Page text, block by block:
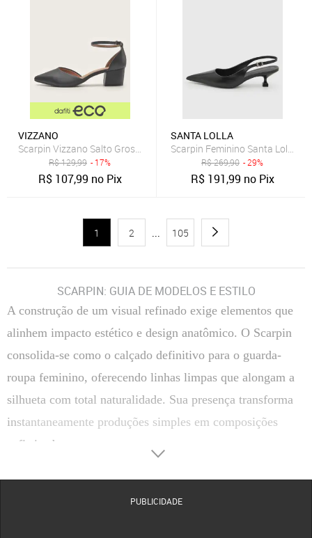
VIZZANO
Scarpin Vizzano Salto Grosso Preto
R$129,99 - 17%
R$ 107,99 no Pix
SANTA LOLLA
Scarpin Feminino Santa Lolla
R$269,90 - 29%
R$ 191,99 no Pix
1 2 ... 105
SCARPIN: GUIA DE MODELOS E ESTILO
A construção de um visual refinado exige elementos que
alinhem impacto estético e design anatômico. O Scarpin
consolida-se como o calçado definitivo para o guarda-
roupa feminino, oferecendo linhas limpas que alongam a
silhueta com total naturalidade. Sua presença transforma
instantaneamente produções simples em composições
sofisticadas.
PUBLICIDADE